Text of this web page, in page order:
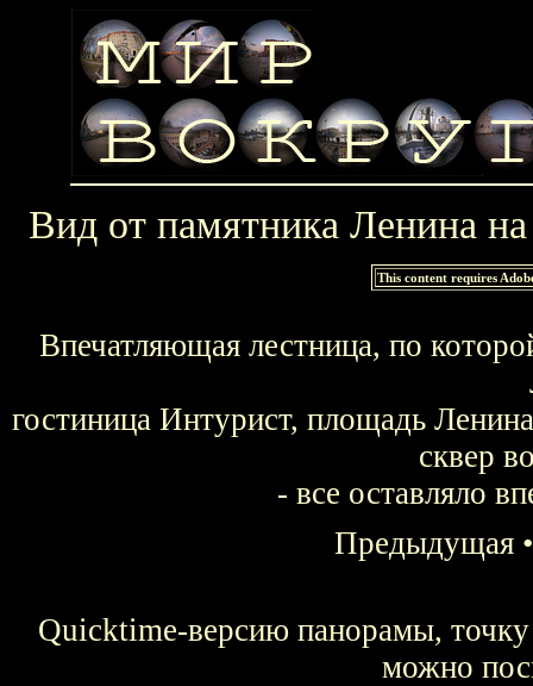
Вид от памятника Ленина
This content requires
Впечатляющая лестница, по
гостиница Интурист, площадь
сквер
- все оставляло
Предыдущая
Quicktime-версию панорамы,
можно